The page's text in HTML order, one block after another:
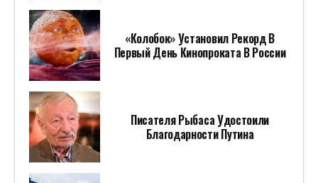
«Колобок» Установил Рекорд В
Первый День Кинопроката В России
Писателя Рыбаса Удостоили
Благодарности Путина